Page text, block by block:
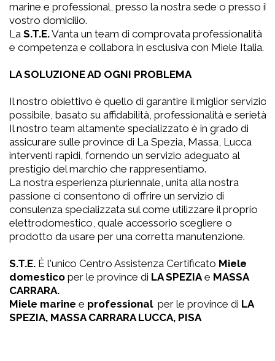
marine e professional, presso la nostra sede o presso il
vostro domicilio.
La S.T.E.Vanta un team di comprovata professionalità
e competenza e collabora in esclusiva con Miele Italia.
LA SOLUZIONE AD OGNI PROBLEMA
Il nostro obiettivo è quello di garantire il miglior servizio
possibile, basato su affidabilità, professionalità e serietà.
Il nostro team altamente specializzato è in grado di
assicurare sulle province di La Spezia, Massa, Lucca
interventi rapidi, fornendo un servizio adeguato al
prestigio del marchio che rappresentiamo.
La nostra esperienza pluriennale, unita alla nostra
passione ci consentono di offrire un servizio di
consulenza specializzata sul come utilizzare il proprio
elettrodomestico, quale accessorio scegliere o
prodotto da usare per una corretta manutenzione.
S.T.E. È l'unico Centro Assistenza Certificato Miele
domestico per le province di LA SPEZIAe MASSA
CARRARA.
Miele marine e professional per le province di LA
SPEZIA, MASSA CARRARA LUCCA, PISA